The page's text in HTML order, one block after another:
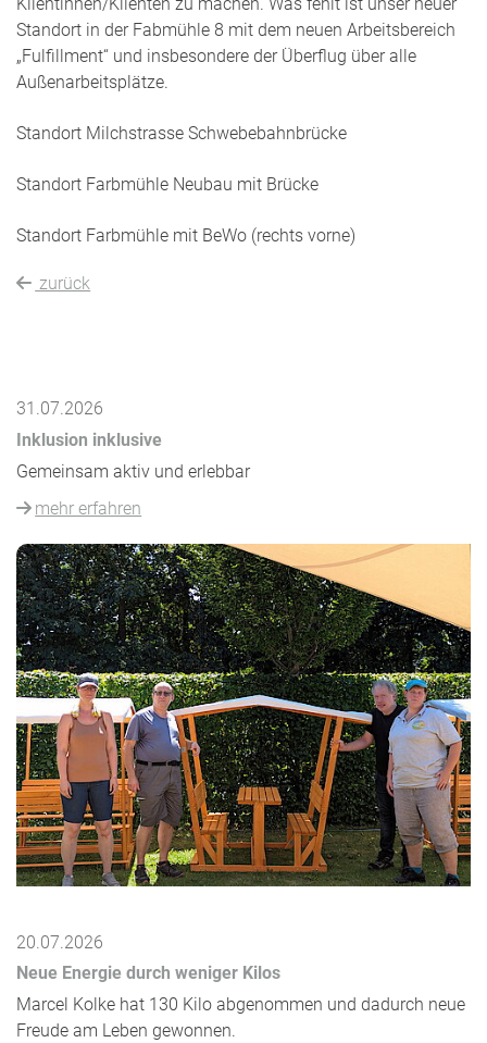
Standort in der Fabmühle 8 mit dem neuen Arbeitsbereich
„Fulfillment“ und insbesondere der Überflug über alle
Außenarbeitsplätze.
Standort Milchstrasse Schwebebahnbrücke
Standort Farbmühle Neubau mit Brücke
Standort Farbmühle mit BeWo (rechts vorne)
zurück
31.07.2026
Inklusion inklusive
Gemeinsam aktiv und erlebbar
mehr erfahren
20.07.2026
Neue Energie durch weniger Kilos
Marcel Kolke hat 130 Kilo abgenommen und dadurch neue
Freude am Leben gewonnen.